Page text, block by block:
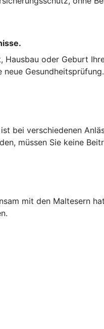
oder Geburt
bei verschiedenen
müssen Sie keine
mit den Maltesern